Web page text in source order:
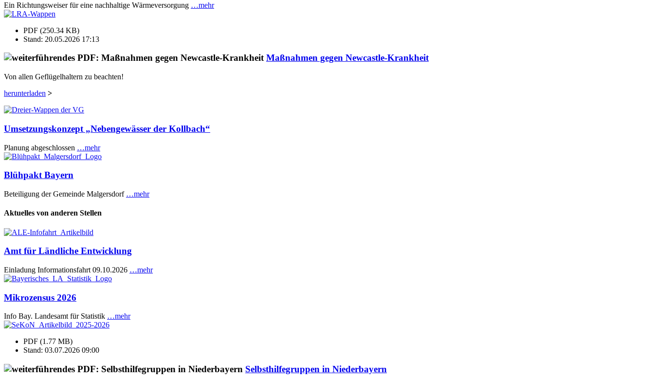
Ein Richtungsweiser für eine nachhaltige Wärmeversorgung …mehr
PDF (250.34 KB)
Stand: 20.05.2026 17:13
Maßnahmen gegen Newcastle-Krankheit
Von allen Geflügelhaltern zu beachten!
herunterladen >
Umsetzungskonzept „Nebengewässer der Kollbach“
Planung abgeschlossen …mehr
Blühpakt Bayern
Beteiligung der Gemeinde Malgersdorf …mehr
Aktuelles von anderen Stellen
Amt für Ländliche Entwicklung
Einladung Informationsfahrt 09.10.2026 …mehr
Mikrozensus 2026
Info Bay. Landesamt für Statistik …mehr
PDF (1.77 MB)
Stand: 03.07.2026 09:00
Selbsthilfegruppen in Niederbayern